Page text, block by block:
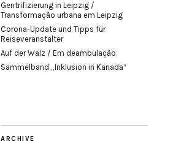
Gentrifizierung in Leipzig /
Transformação urbana em Leipzig
Corona-Update und Tipps für
Reiseveranstalter
Auf der Walz / Em deambulação
Sammelband „Inklusion in Kanada“
ARCHIVE